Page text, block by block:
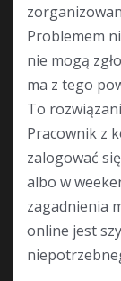
Problemem
nie mogą
ma z tego
To
Pracownik z
zalogować
albo w
zagadnienia
online jest